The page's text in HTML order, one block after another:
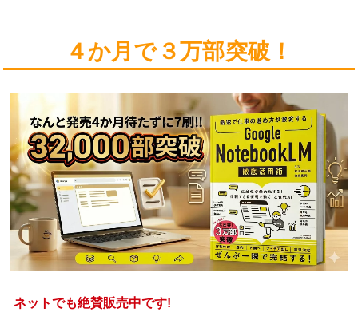
４か月で３万部突破！
ネットでも絶賛販売中です!